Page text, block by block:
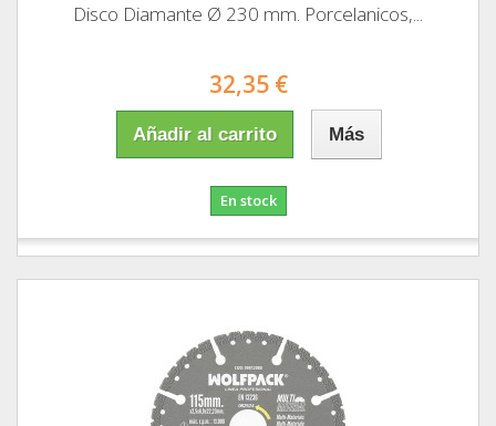
Disco Diamante Ø 230 mm. Porcelanicos,...
32,35 €
Añadir al carrito Más
En stock